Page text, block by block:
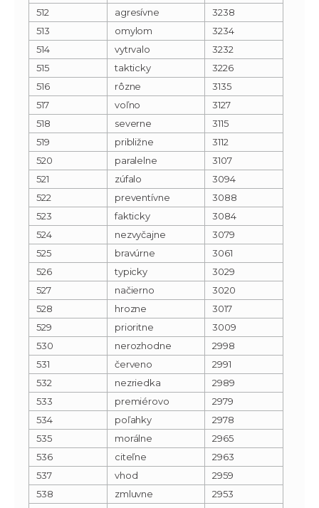
512
agresívne
3238
513
omylom
3234
514
vytrvalo
3232
515
takticky
3226
516
rôzne
3135
517
voľno
3127
518
severne
3115
519
približne
3112
520
paralelne
3107
521
zúfalo
3094
522
preventívne
3088
523
fakticky
3084
524
nezvyčajne
3079
525
bravúrne
3061
526
typicky
3029
527
načierno
3020
528
hrozne
3017
529
prioritne
3009
530
nerozhodne
2998
531
červeno
2991
532
nezriedka
2989
533
premiérovo
2979
534
poľahky
2978
535
morálne
2965
536
citeľne
2963
537
vhod
2959
538
zmluvne
2953